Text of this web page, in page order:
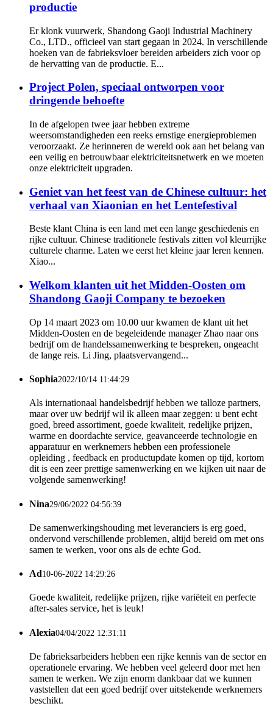
productie
Er klonk vuurwerk, Shandong Gaoji Industrial Machinery
Co., LTD., officieel van start gegaan in 2024. In verschillende
hoeken van de fabrieksvloer bereiden arbeiders zich voor op
de hervatting van de productie. E...
Project Polen, speciaal ontworpen voor
dringende behoefte
In de afgelopen twee jaar hebben extreme
weersomstandigheden een reeks ernstige energieproblemen
veroorzaakt. Ze herinneren de wereld ook aan het belang van
een veilig en betrouwbaar elektriciteitsnetwerk en we moeten
onze elektriciteit upgraden.
Geniet van het feest van de Chinese cultuur: het
verhaal van Xiaonian en het Lentefestival
Beste klant China is een land met een lange geschiedenis en
rijke cultuur. Chinese traditionele festivals zitten vol kleurrijke
culturele charme. Laten we eerst het kleine jaar leren kennen.
Xiao...
Welkom klanten uit het Midden-Oosten om
Shandong Gaoji Company te bezoeken
Op 14 maart 2023 om 10.00 uur kwamen de klant uit het
Midden-Oosten en de begeleidende manager Zhao naar ons
bedrijf om de handelssamenwerking te bespreken, ongeacht
de lange reis. Li Jing, plaatsvervangend...
Sophia2022/10/14 11:44:29
Als internationaal handelsbedrijf hebben we talloze partners,
maar over uw bedrijf wil ik alleen maar zeggen: u bent echt
goed, breed assortiment, goede kwaliteit, redelijke prijzen,
warme en doordachte service, geavanceerde technologie en
apparatuur en werknemers hebben een professionele
opleiding , feedback en productupdate komen op tijd, kortom
dit is een zeer prettige samenwerking en we kijken uit naar de
volgende samenwerking!
Nina29/06/2022 04:56:39
De samenwerkingshouding met leveranciers is erg goed,
ondervond verschillende problemen, altijd bereid om met ons
samen te werken, voor ons als de echte God.
Ad10-06-2022 14:29:26
Goede kwaliteit, redelijke prijzen, rijke variëteit en perfecte
after-sales service, het is leuk!
Alexia04/04/2022 12:31:11
De fabrieksarbeiders hebben een rijke kennis van de sector en
operationele ervaring. We hebben veel geleerd door met hen
samen te werken. We zijn enorm dankbaar dat we kunnen
vaststellen dat een goed bedrijf over uitstekende werknemers
beschikt.